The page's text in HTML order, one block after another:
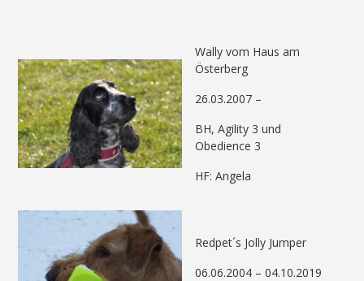
Wally vom Haus am
Österberg
26.03.2007 –
BH, Agility 3 und
Obedience 3
HF: Angela
Redpet´s Jolly Jumper
06.06.2004 – 04.10.2019